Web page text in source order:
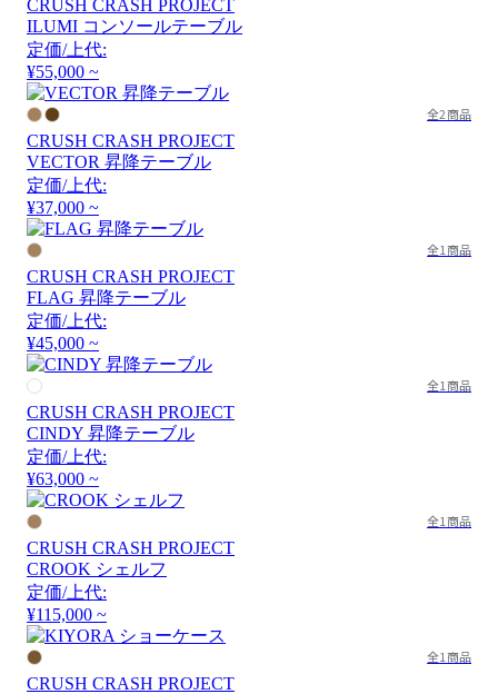
CRUSH CRASH PROJECT
ILUMI コンソールテーブル
定価/上代:
¥55,000 ~
全2商品
CRUSH CRASH PROJECT
VECTOR 昇降テーブル
定価/上代:
¥37,000 ~
全1商品
CRUSH CRASH PROJECT
FLAG 昇降テーブル
定価/上代:
¥45,000 ~
全1商品
CRUSH CRASH PROJECT
CINDY 昇降テーブル
定価/上代:
¥63,000 ~
全1商品
CRUSH CRASH PROJECT
CROOK シェルフ
定価/上代:
¥115,000 ~
全1商品
CRUSH CRASH PROJECT